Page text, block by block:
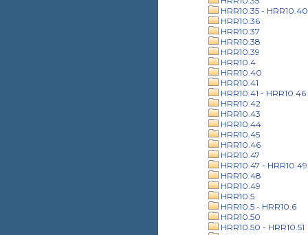
HRR10.35 - HRR10.40
HRR10.36
HRR10.37
HRR10.38
HRR10.39
HRR10.4
HRR10.40
HRR10.41
HRR10.41 - HRR10.46
HRR10.42
HRR10.43
HRR10.44
HRR10.45
HRR10.46
HRR10.47
HRR10.47 - HRR10.49
HRR10.48
HRR10.49
HRR10.5
HRR10.5 - HRR10.6
HRR10.50
HRR10.50 - HRR10.51